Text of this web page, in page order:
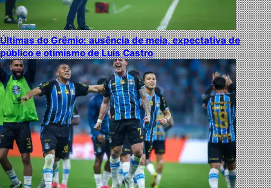
Últimas do Grêmio: ausência de meia, expectativa de
público e otimismo de Luís Castro